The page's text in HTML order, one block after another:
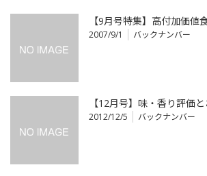
【9月号特集】高付加価値
2007/9/1 バックナンバー
【12月号】味・香り評価
2012/12/5 バックナンバー